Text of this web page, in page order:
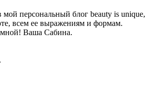
персональный блог beauty is unique,
всем ее выражениям и формам.
Ваша Сабина.